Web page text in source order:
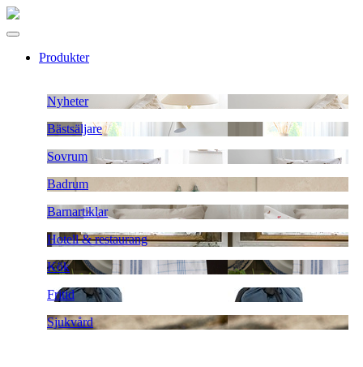
Produkter
Nyheter
Bästsäljare
Sovrum
Badrum
Barnartiklar
Hotell & restaurang
Kök
Fritid
Sjukvård